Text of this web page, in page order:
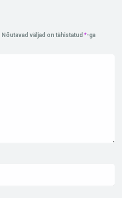
Nõutavad väljad on tähistatud *-ga